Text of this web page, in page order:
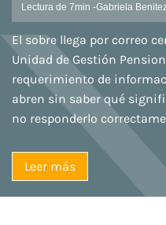
Gabriela
Lectura de 7min -
El sobre llega por correo
Unidad de Gestión
requerimiento de
abren sin saber qué
no responderlo
Leer más